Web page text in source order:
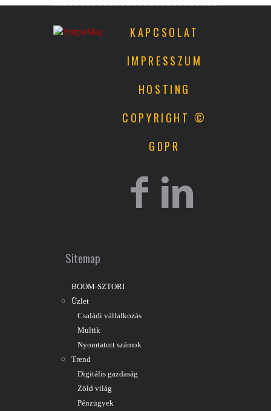
KAPCSOLAT
IMPRESSZUM
HOSTING
COPYRIGHT ©
GDPR
Sitemap
BOOM-SZTORI
Üzlet
Családi vállalkozás
Multik
Nyomtatott számok
Trend
Digitális gazdaság
Zöld világ
Pénzügyek